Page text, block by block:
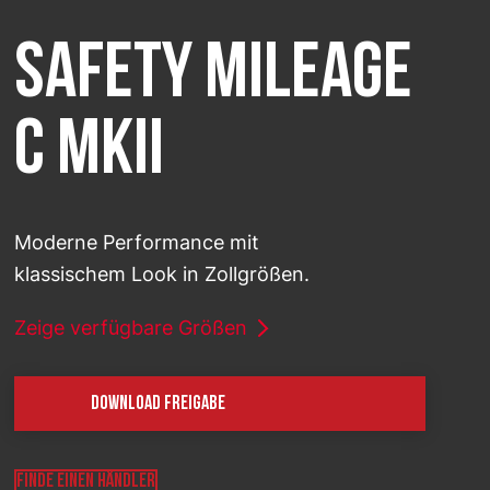
SAFETY MILEAGE
C MKII
Moderne Performance mit
klassischem Look in Zollgrößen.
Zeige verfügbare Größen
DOWNLOAD FREIGABE
FINDE EINEN HÄNDLER